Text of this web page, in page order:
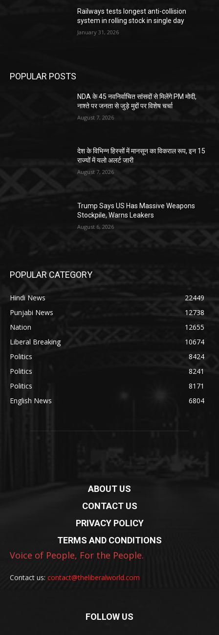
Railways tests longest anti-collision
system in rolling stock in single day
January 31, 2026
POPULAR POSTS
NDA के 45 नवनिर्वाचित सांसदों से मिलेंगे PM मोदी,
नाश्ते पर जनता से जुड़े मुद्दों पर विशेष चर्चा
August 7, 2026
देश के विभिन्न हिस्सों में मानसून का विकराल रूप, इन 15
राज्यों में यलो अलर्ट जारी
August 7, 2026
Trump Says US Has Massive Weapons
Stockpile, Warns Leakers
August 6, 2026
POPULAR CATEGORY
Hindi News
22449
Punjabi News
12738
Nation
12655
Liberal Breaking
10674
Politics
8424
Politics
8241
Politics
8171
English News
6804
ABOUT US
CONTACT US
PRIVACY POLICY
TERMS AND CONDITIONS
Voice of People, For the People.
Contact us: contact@theliberalworld.com
FOLLOW US